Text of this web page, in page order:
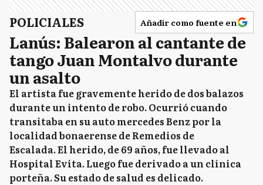
POLICIALES Añadir como fuente en
Lanús: Balearon al cantante de
tango Juan Montalvo durante
un asalto
El artista fue gravemente herido de dos balazos
durante un intento de robo. Ocurrió cuando
transitaba en su auto mercedes Benz por la
localidad bonaerense de Remedios de
Escalada. El herido, de 69 años, fue llevado al
Hospital Evita. Luego fue derivado a un clínica
porteña. Su estado de salud es delicado.